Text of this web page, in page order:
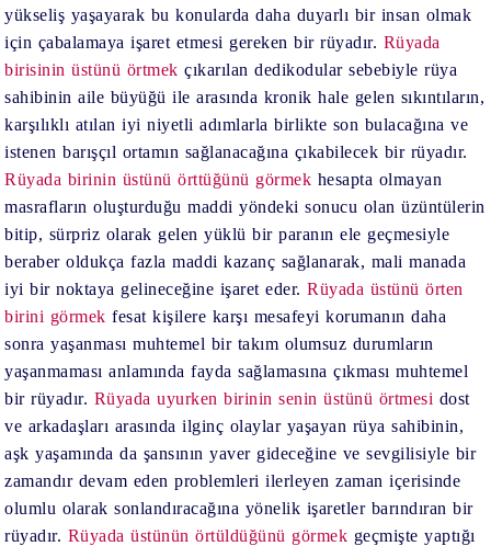
yükseliş yaşayarak bu konularda daha duyarlı bir insan olmak
için çabalamaya işaret etmesi gereken bir rüyadır. Rüyada
birisinin üstünü örtmek çıkarılan dedikodular sebebiyle rüya
sahibinin aile büyüğü ile arasında kronik hale gelen sıkıntıların,
karşılıklı atılan iyi niyetli adımlarla birlikte son bulacağına ve
istenen barışçıl ortamın sağlanacağına çıkabilecek bir rüyadır.
Rüyada birinin üstünü örttüğünü görmek hesapta olmayan
masrafların oluşturduğu maddi yöndeki sonucu olan üzüntülerin
bitip, sürpriz olarak gelen yüklü bir paranın ele geçmesiyle
beraber oldukça fazla maddi kazanç sağlanarak, mali manada
iyi bir noktaya gelineceğine işaret eder.Rüyada üstünü örten
birini görmek fesat kişilere karşı mesafeyi korumanın daha
sonra yaşanması muhtemel bir takım olumsuz durumların
yaşanmaması anlamında fayda sağlamasına çıkması muhtemel
bir rüyadır. Rüyada uyurken birinin senin üstünü örtmesi dost
ve arkadaşları arasında ilginç olaylar yaşayan rüya sahibinin,
aşk yaşamında da şansının yaver gideceğine ve sevgilisiyle bir
zamandır devam eden problemleri ilerleyen zaman içerisinde
olumlu olarak sonlandıracağına yönelik işaretler barındıran bir
rüyadır. Rüyada üstünün örtüldüğünü görmek geçmişte yaptığı